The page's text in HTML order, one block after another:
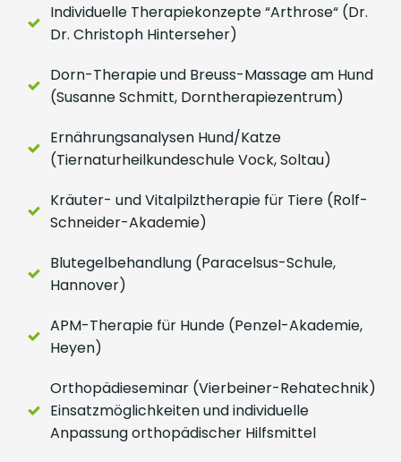
Individuelle Therapiekonzepte “Arthrose“ (Dr.
Dr. Christoph Hinterseher)
Dorn-Therapie und Breuss-Massage am Hund
(Susanne Schmitt, Dorntherapiezentrum)
Ernährungsanalysen Hund/Katze
(Tiernaturheilkundeschule Vock, Soltau)
Kräuter- und Vitalpilztherapie für Tiere (Rolf-
Schneider-Akademie)
Blutegelbehandlung (Paracelsus-Schule,
Hannover)
APM-Therapie für Hunde (Penzel-Akademie,
Heyen)
Orthopädieseminar (Vierbeiner-Rehatechnik)
Einsatzmöglichkeiten und individuelle
Anpassung orthopädischer Hilfsmittel